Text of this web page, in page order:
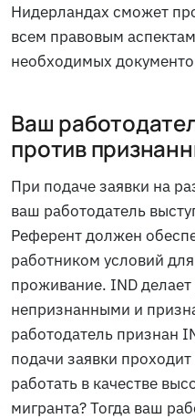
Нидерландах сможет
всем правовым
необходимых
Ваш
против
При подаче заявки на
ваш работодатель
Референт должен
работником условий
проживание. IND
непризнанными и
работодатель признан
подачи заявки
работать в качестве
мигранта? Тогда ваш